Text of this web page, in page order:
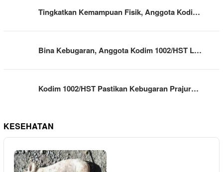
Tingkatkan Kemampuan Fisik, Anggota Kodi…
Bina Kebugaran, Anggota Kodim 1002/HST L…
Kodim 1002/HST Pastikan Kebugaran Prajur…
KESEHATAN